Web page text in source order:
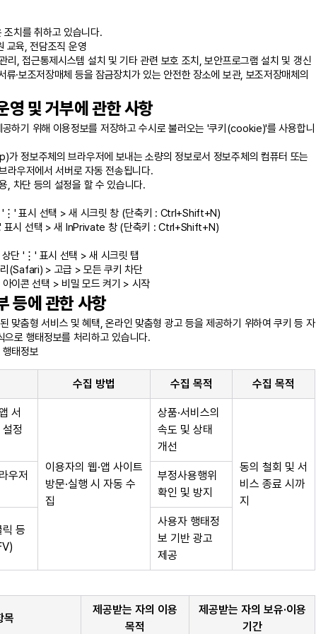
조치를 취하고 있습니다.
교육, 전담조직 운영
리, 접근통제시스템 설치 및 기타 관련 보호 조치, 보안프로그램 설치 및 갱신
·보조저장매체 등을 잠금장치가 있는 안전한 장소에 보관, 보조저장매체의
영 및 거부에 관한 사항
하기 위해 이용정보를 저장하고 수시로 불러오는 '쿠키(cookie)'를 사용합니
정보주체의 브라우저에 보내는 소량의 정보로서 정보주체의 컴퓨터 또는
라우저에서 서버로 자동 전송됩니다.
, 차단 등의 설정을 할 수 있습니다.
표시 선택 > 새 시크릿 창 (단축키 : Ctrl+Shift+N)
표시 선택 > 새 InPrivate 창 (단축키 : Ctrl+Shift+N)
단 '⋮' 표시 선택 > 새 시크릿 탭
(Safari) > 고급 > 모든 쿠키 차단
이콘 선택 > 비밀 모드 켜기 > 시작
등에 관한 사항
맞춤형 서비스 및 혜택, 온라인 맞춤형 광고 등을 제공하기 위하여 쿠키 등 자
로 행태정보를 처리하고 있습니다.
태정보
수집 방법 수집 목적 수집 목적
서
정
이용자의 웹·앱 사이트
방문·실행 시 자동 수
집
상품·서비스의
속도 및 상태
개선
동의 철회 및 서
비스 종료 시까
지
우저
부정사용행위
확인 및 방지
릭 등
사용자 행태정
보 기반 광고
제공
목
제공받는 자의 이용
목적
제공받는 자의 보유·이용
기간